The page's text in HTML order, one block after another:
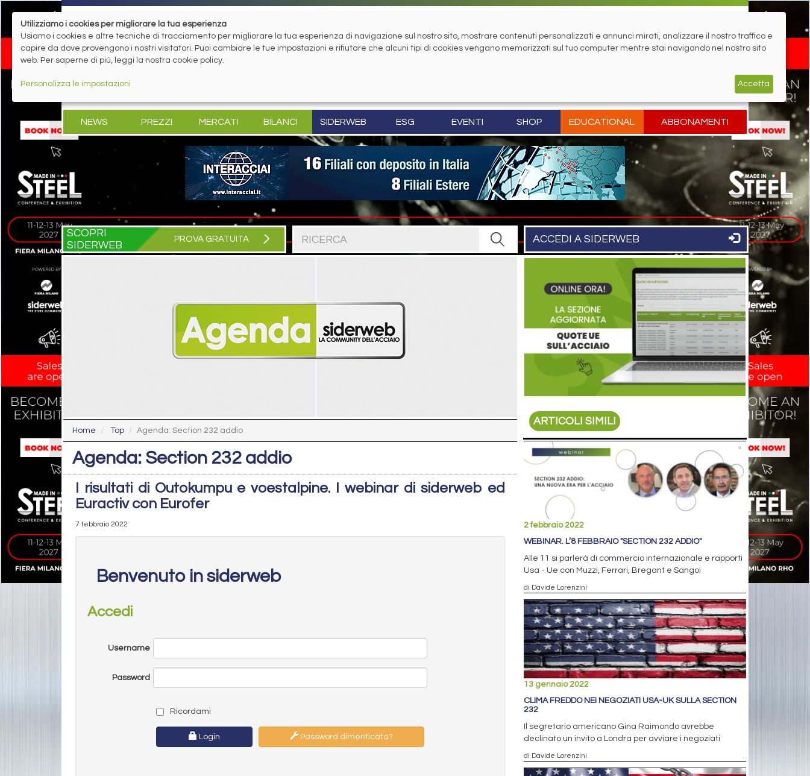
NEWS PREZZI MERCATI BILANCI SIDERWEB ESG EVENTI SHOP EDUCATIONAL ABBONAMENTI
SCOPRI
SIDERWEB
PROVA GRATUITA ACCEDI A SIDERWEB
Home Top Agenda: Section 232 addio
Agenda: Section 232 addio
I risultati di Outokumpu e voestalpine. I webinar di siderweb ed
Euractiv con Eurofer
7 febbraio 2022
Benvenuto in siderweb
Accedi
Username
Password
Ricordami
Login Password dimenticata?
ARTICOLI SIMILI
2 febbraio 2022
WEBINAR. L’8 FEBBRAIO "SECTION 232 ADDIO"
Alle 11 si parlerà di commercio internazionale e rapporti
Usa - Ue con Muzzi, Ferrari, Bregant e Sangoi
di Davide Lorenzini
13 gennaio 2022
CLIMA FREDDO NEI NEGOZIATI USA-UK SULLA SECTION
232
Il segretario americano Gina Raimondo avrebbe
declinato un invito a Londra per avviare i negoziati
di Davide Lorenzini
Utilizziamo i cookies per migliorare la tua esperienza
Usiamo i cookies e altre tecniche di tracciamento per migliorare la tua esperienza di navigazione sul nostro sito, mostrare contenuti personalizzati e annunci mirati, analizzare il nostro traffico e
capire da dove provengono i nostri visitatori. Puoi cambiare le tue impostazioni e rifiutare che alcuni tipi di cookies vengano memorizzati sul tuo computer mentre stai navigando nel nostro sito
web. Per saperne di più, leggi la nostra cookie policy.
Personalizza le impostazioni Accetta